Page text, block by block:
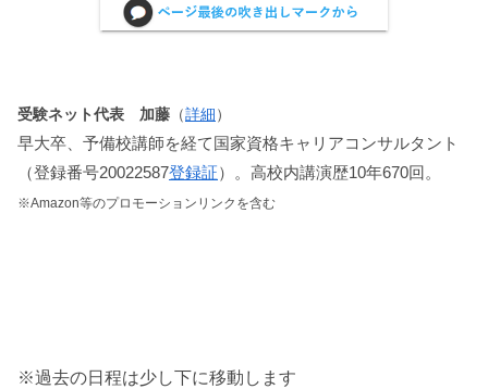
受験ネット代表 加藤 （詳細）
早大卒、予備校講師を経て国家資格キャリアコンサルタント
（登録番号20022587登録証）。高校内講演歴10年670回。
※Amazon等のプロモーションリンクを含む
※過去の日程は少し下に移動します